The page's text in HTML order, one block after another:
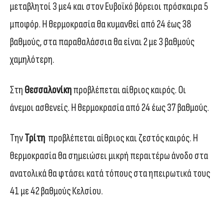
μεταβλητοί 3 με4 και στον Ευβοϊκό βόρειοι πρόσκαιρα 5
μποφόρ. Η θερμοκρασία θα κυμανθεί από 24 έως 38
βαθμούς, στα παραθαλάσσια θα είναι 2 με 3 βαθμούς
χαμηλότερη.
Στη Θεσσαλονίκηπροβλέπεται αίθριος καιρός. Οι
άνεμοι ασθενείς. Η θερμοκρασία από 24 έως 37 βαθμούς.
ΤηνΤρίτη προβλέπεται αίθριος και ζεστός καιρός. Η
θερμοκρασία θα σημειώσει μικρή περαιτέρω άνοδο στα
ανατολικά θα φτάσει κατά τόπους στα ηπειρωτικά τους
41 με 42 βαθμούς Κελσίου.